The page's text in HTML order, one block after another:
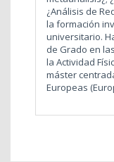
¿Análisis de
la formación
universitario.
de Grado en
la Actividad
máster
Europeas